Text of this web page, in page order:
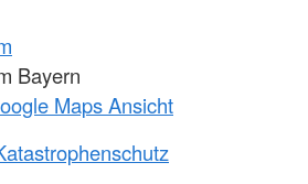
Bayern
Maps Ansicht